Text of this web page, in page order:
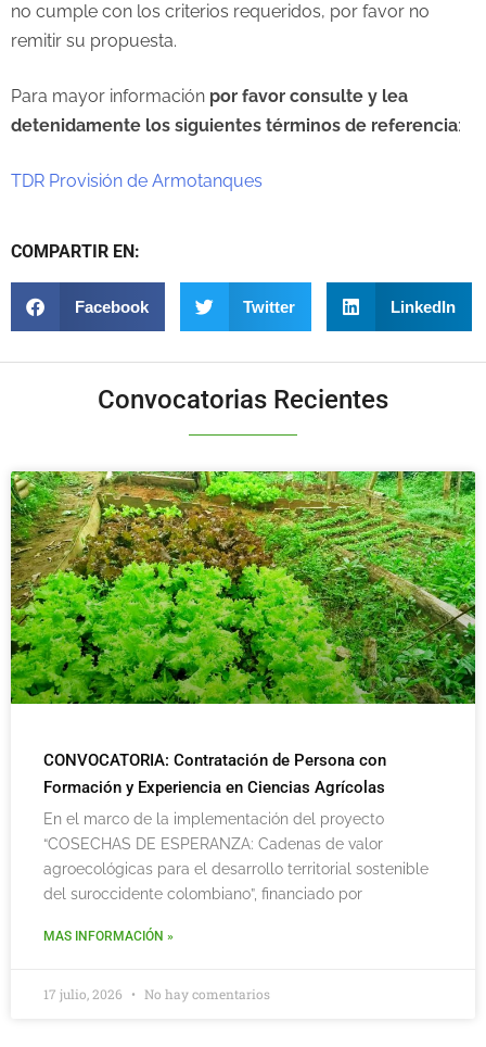
no cumple con los criterios requeridos, por favor no
remitir su propuesta.
Para mayor información por favor consulte y lea
detenidamente los siguientes términos de referencia:
TDR Provisión de Armotanques
COMPARTIR EN:
Facebook Twitter LinkedIn
Convocatorias Recientes
CONVOCATORIA: Contratación de Persona con
Formación y Experiencia en Ciencias Agrícolas
En el marco de la implementación del proyecto
“COSECHAS DE ESPERANZA: Cadenas de valor
agroecológicas para el desarrollo territorial sostenible
del suroccidente colombiano”, financiado por
MAS INFORMACIÓN »
17 julio, 2026 No hay comentarios